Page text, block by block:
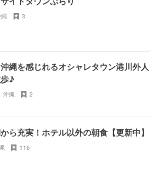
3
縄を感じれるオシャレタウン港川外人
♪
沖縄 2
ら充実！ホテル以外の朝食【更新中】
116